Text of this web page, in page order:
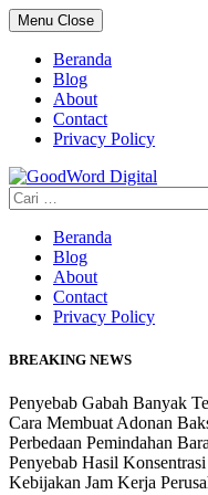
Skip
to
content
Menu Close
Beranda
Blog
About
Contact
Privacy Policy
Cari
untuk:
Beranda
Blog
About
Contact
Privacy Policy
BREAKING NEWS
Penyebab Gabah Banyak
Cara Membuat Adonan
Perbedaan Pemindahan
Penyebab Hasil
Kebijakan Jam Kerja